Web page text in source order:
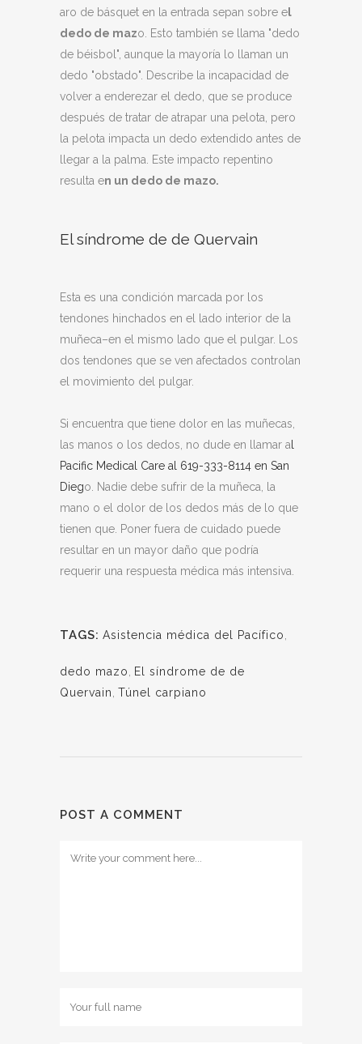
aro de básquet en la entrada sepan sobre el
dedo de mazo. Esto también se llama "dedo
de béisbol", aunque la mayoría lo llaman un
dedo "obstado". Describe la incapacidad de
volver a enderezar el dedo, que se produce
después de tratar de atrapar una pelota, pero
la pelota impacta un dedo extendido antes de
llegar a la palma. Este impacto repentino
resulta en un dedo de mazo.
El síndrome de de Quervain
Esta es una condición marcada por los
tendones hinchados en el lado interior de la
muñeca–en el mismo lado que el pulgar. Los
dos tendones que se ven afectados controlan
el movimiento del pulgar.
Si encuentra que tiene dolor en las muñecas,
las manos o los dedos, no dude en llamar a
Pacific Medical Care al 619-333-8114 en San
Diego. Nadie debe sufrir de la muñeca, la
mano o el dolor de los dedos más de lo que
tienen que. Poner fuera de cuidado puede
resultar en un mayor daño que podría
requerir una respuesta médica más intensiva.
TAGS: Asistencia médica del Pacífico
dedo mazo
El síndrome de de
Quervain Túnel carpiano
POST A COMMENT